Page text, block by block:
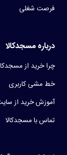
فرصت شغلی
درباره مسجدکالا
چرا خرید از
خط مشی کاربری
آموزش خرید از
تماس با مسجدکالا